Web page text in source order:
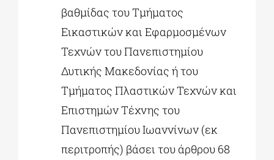
βαθμίδας του Τμήματος
Εικαστικών και Εφαρμοσμένων
Τεχνών του Πανεπιστημίου
Δυτικής Μακεδονίας ή του
Τμήματος Πλαστικών Τεχνών και
Επιστημών Τέχνης του
Πανεπιστημίου Ιωαννίνων (εκ
περιτροπής) βάσει του άρθρου 68